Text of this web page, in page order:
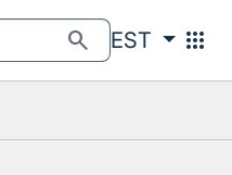
search EST apps